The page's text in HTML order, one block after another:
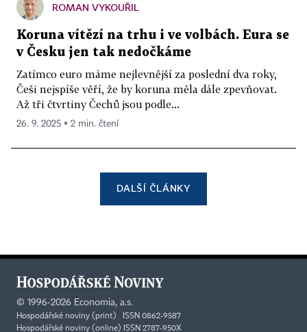
ROMAN VYKOUŘIL
Koruna vítězí na trhu i ve volbách. Eura se
v Česku jen tak nedočkáme
Zatímco euro máme nejlevnější za poslední dva roky,
Češi nejspíše věří, že by koruna měla dále zpevňovat.
Až tři čtvrtiny Čechů jsou podle...
26. 9. 2025 ▪ 2 min. čtení
DALŠÍ ČLÁNKY
© 1996-2026 Economia, a.s.
Hospodářské noviny (print) ISSN 0862-9587
Hospodářské noviny (online) ISSN 2787-950X